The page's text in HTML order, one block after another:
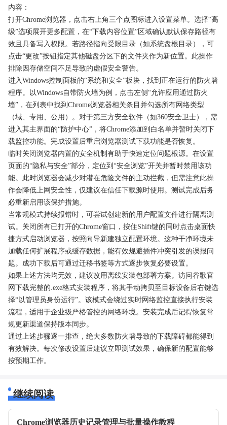
内容：
打开Chrome浏览器，点击右上角三个点图标进入设置菜单。选择“高
级”选项展开更多配置，在“下载内容位置”区域确认默认保存路径有
效且具备写入权限。若路径指向受限目录（如系统盘根目录），可
点击“更改”按钮指定其他磁盘分区下的文件夹作为新位置。此操作
排除因存储空间不足导致的虚假安全警告。
进入Windows控制面板的“系统和安全”板块，找到正在运行的防火墙
程序。以Windows自带防火墙为例，点击左侧“允许应用通过防火
墙”，在列表中找到Chrome浏览器相关条目并勾选所有网络类型
（域、专用、公用）。对于第三方安全软件（如360安全卫士），需
进入其主界面的“防护中心”，将Chrome添加到白名单并暂时关闭下
载监控功能。完成设置后重启浏览器测试下载功能是否恢复。
临时关闭浏览器内置的安全机制有助于快速定位问题根源。在设置
页面的“隐私与安全”部分，定位到“安全浏览”开关并暂时禁用该功
能。此时浏览器会减少对潜在危险文件的主动拦截，但需注意此操
作会降低上网安全性，仅建议在信任下载源时使用。测试完成后务
必重新启用该保护措施。
当常规模式持续报错时，可尝试创建新的用户配置文件进行隔离测
试。关闭所有已打开的Chrome窗口，按住Shift键的同时点击桌面快
捷方式启动浏览器，按照向导新建独立配置环境。这种干净环境未
加载任何扩展程序或缓存数据，能有效规避插件冲突引发的误报问
题。成功下载后可通过迁移书签等方式逐步恢复必要设置。
如果上述方法均无效，建议改用离线安装包部署方案。访问谷歌官
网下载完整的.exe格式安装程序，将其手动拷贝至目标设备后右键选
择“以管理员身份运行”。该模式会绕过实时网络监控直接执行安装
流程，适用于企业级严格管控的网络环境。安装完成后记得恢复常
规更新渠道保持版本同步。
通过上述步骤逐一排查，绝大多数防火墙导致的下载障碍都能得到
有效解决。每次修改设置后建议立即测试效果，确保新的配置能够
按预期工作。
继续阅读
Chrome浏览器历史记录管理与批量操作教程